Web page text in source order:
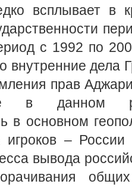
всплывает в
с 1992 по
внутренние дела
прав
в данном
в основном
игроков –
вывода
общих